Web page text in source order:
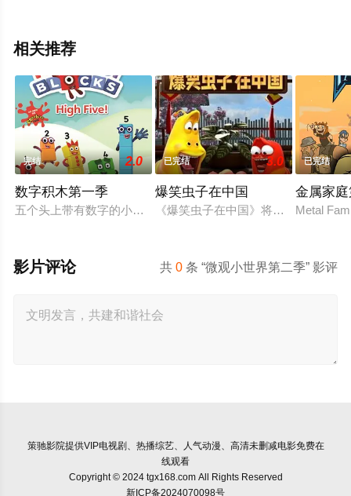
相关推荐
完结 2.0
数字积木第一季
五个头上带有数字的小盒子，通过一系列生动的故事，给孩子们
已完结 3.0
爆笑虫子在中国
《爆笑虫子在中国》将展开一段全
已完结
金属家
Metal
共0 条 “微观小世界第二季” 影评
影片评论
策驰影院提供VIP电视剧、热播综艺、人气动漫、高清未删减电影免费在
线观看
Copyright © 2024 tgx168.com All Rights Reserved
新ICP备2024070098号